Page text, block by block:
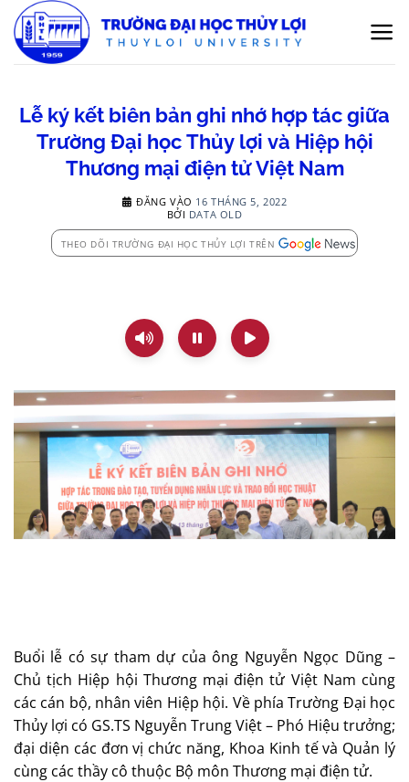
qua
nội
Lễ ký kết biên bản ghi nhớ hợp tác giữa
Trường Đại học Thủy lợi và Hiệp hội
Thương mại điện tử Việt Nam
ĐĂNG VÀO 16 THÁNG 5, 2022
BỞI DATA OLD
THEO DÕI TRƯỜNG ĐẠI HỌC THỦY LỢI TRÊN
Buổi lễ có sự tham dự của ông Nguyễn Ngọc Dũng –
Chủ tịch Hiệp hội Thương mại điện tử Việt Nam cùng
các cán bộ, nhân viên Hiệp hội. Về phía Trường Đại học
Thủy lợi có GS.TS Nguyễn Trung Việt – Phó Hiệu trưởng;
đại diện các đơn vị chức năng, Khoa Kinh tế và Quản lý
cùng các thầy cô thuộc Bộ môn Thương mại điện tử.